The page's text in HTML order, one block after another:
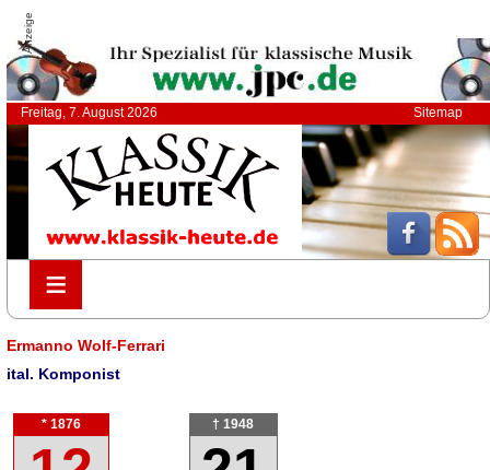
Anzeige
Freitag, 7. August 2026 Sitemap
≡
≡
Ermanno Wolf-Ferrari
ital. Komponist
* 1876 † 1948